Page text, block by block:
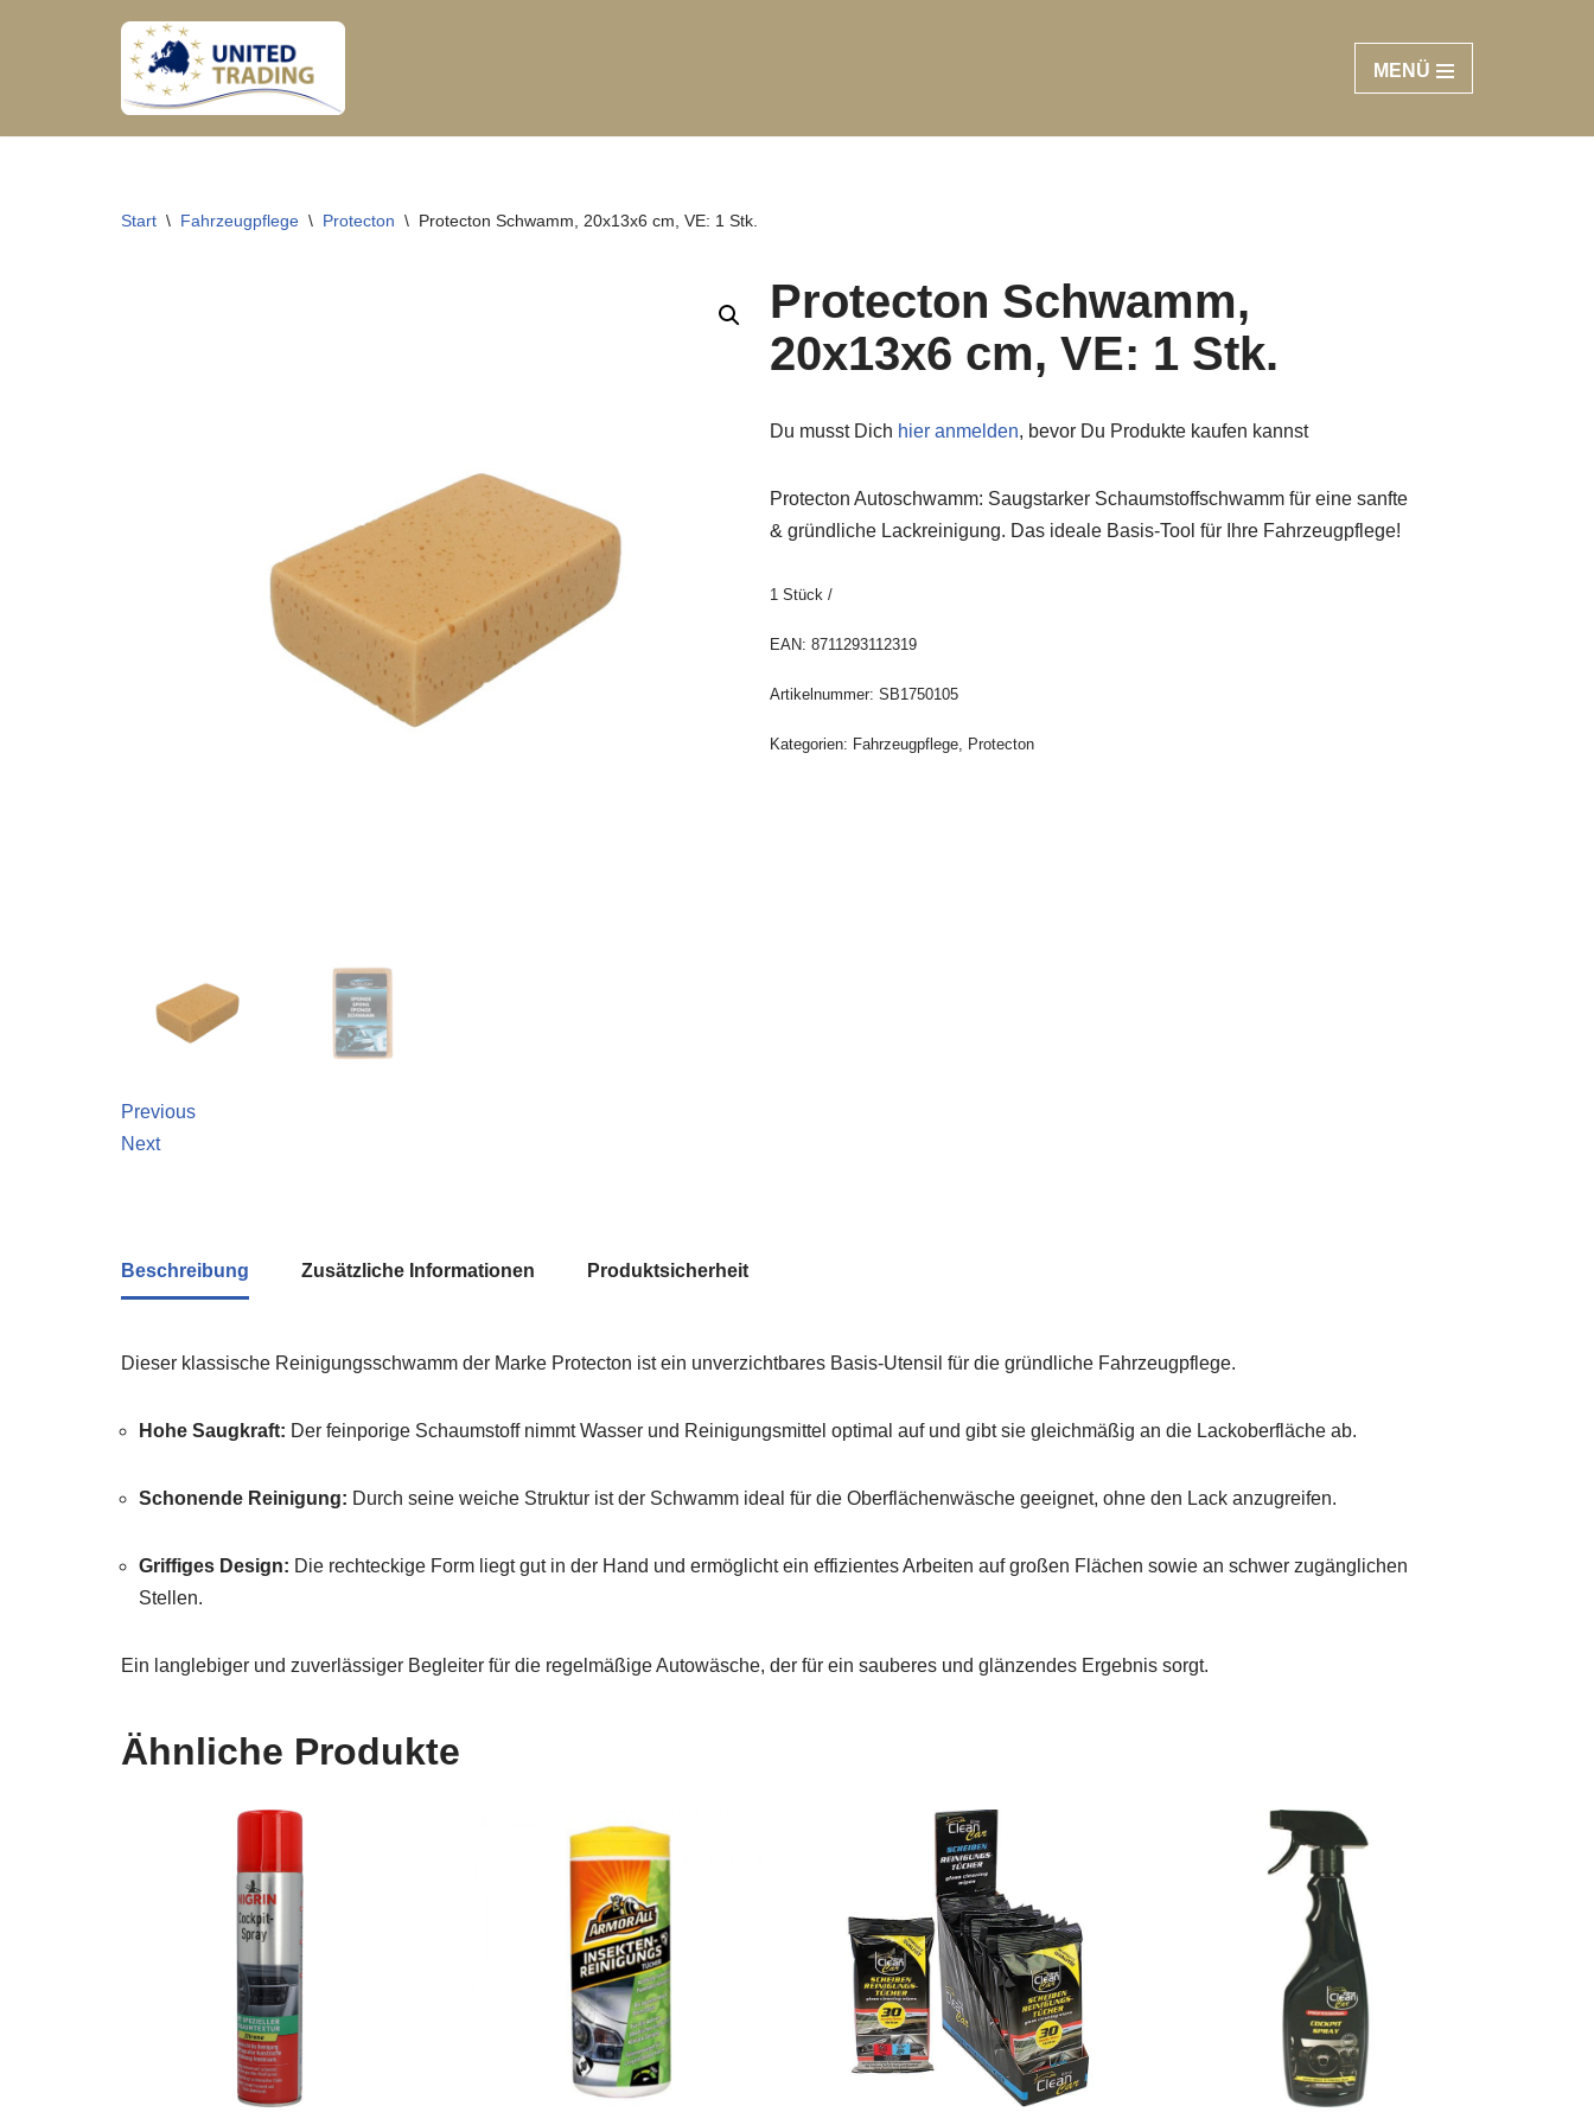
MENÜ
Start \ Fahrzeugpflege \ Protecton \ Protecton Schwamm, 20x13x6 cm, VE: 1 Stk.
Previous
Next
Protecton Schwamm,
20x13x6 cm, VE: 1 Stk.
Du musst Dich hier anmelden, bevor Du Produkte kaufen kannst
Protecton Autoschwamm: Saugstarker Schaumstoffschwamm für eine sanfte
& gründliche Lackreinigung. Das ideale Basis-Tool für Ihre Fahrzeugpflege!
1Stück /
EAN:8711293112319
Artikelnummer:SB1750105
Kategorien: Fahrzeugpflege, Protecton
Beschreibung Zusätzliche Informationen Produktsicherheit
Dieser klassische Reinigungsschwamm der Marke Protecton ist ein unverzichtbares Basis-Utensil für die gründliche Fahrzeugpflege.
Hohe Saugkraft: Der feinporige Schaumstoff nimmt Wasser und Reinigungsmittel optimal auf und gibt sie gleichmäßig an die Lackoberfläche ab.
Schonende Reinigung: Durch seine weiche Struktur ist der Schwamm ideal für die Oberflächenwäsche geeignet, ohne den Lack anzugreifen.
Griffiges Design: Die rechteckige Form liegt gut in der Hand und ermöglicht ein effizientes Arbeiten auf großen Flächen sowie an schwer zugänglichen
Stellen.
Ein langlebiger und zuverlässiger Begleiter für die regelmäßige Autowäsche, der für ein sauberes und glänzendes Ergebnis sorgt.
Ähnliche Produkte